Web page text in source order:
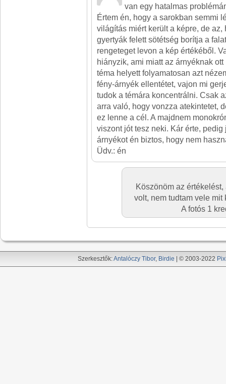
van egy hatalmas
Értem én, hogy a sarokban semmi
világítás miért került a képre, de az,
gyertyák felett sötétség borítja a
rengeteget levon a kép értékéből.
hiányzik, ami miatt az árnyéknak
téma helyett folyamatosan azt
fény-árnyék ellentétet, vajon mi
tudok a témára koncentrálni. Csak
arra való, hogy vonzza atekintetet,
ez lenne a cél. A majdnem
viszont jót tesz neki. Kár érte,
árnyékot én biztos, hogy nem
Üdv.: én
Köszönöm az
volt, nem tudtam vele mit
A fotós 1
Szerkesztők:Antalóczy Tibor, Birdie | © 2003-2022